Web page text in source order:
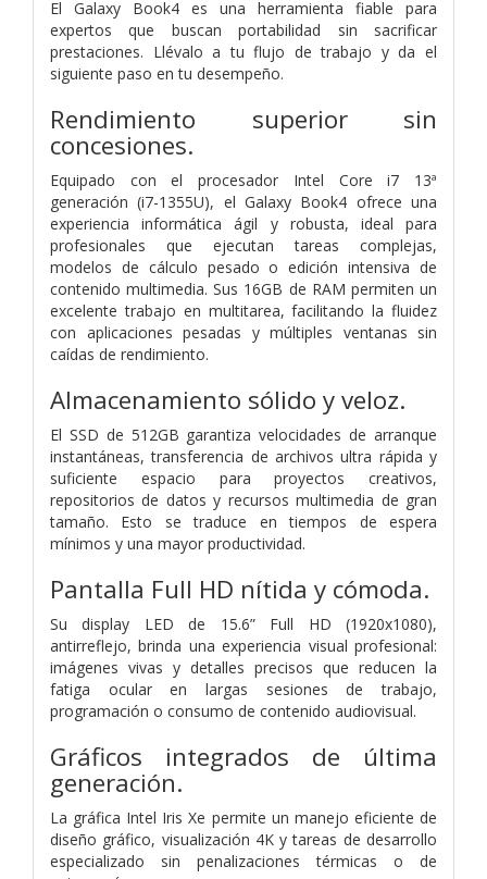
El Galaxy Book4 es una herramienta fiable para
expertos que buscan portabilidad sin sacrificar
prestaciones. Llévalo a tu flujo de trabajo y da el
siguiente paso en tu desempeño.
Rendimiento superior sin
concesiones.
Equipado con el procesador Intel Core i7 13ª
generación (i7-1355U), el Galaxy Book4 ofrece una
experiencia informática ágil y robusta, ideal para
profesionales que ejecutan tareas complejas,
modelos de cálculo pesado o edición intensiva de
contenido multimedia. Sus 16GB de RAM permiten un
excelente trabajo en multitarea, facilitando la fluidez
con aplicaciones pesadas y múltiples ventanas sin
caídas de rendimiento.
Almacenamiento sólido y veloz.
El SSD de 512GB garantiza velocidades de arranque
instantáneas, transferencia de archivos ultra rápida y
suficiente espacio para proyectos creativos,
repositorios de datos y recursos multimedia de gran
tamaño. Esto se traduce en tiempos de espera
mínimos y una mayor productividad.
Pantalla Full HD nítida y cómoda.
Su display LED de 15.6” Full HD (1920x1080),
antirreflejo, brinda una experiencia visual profesional:
imágenes vivas y detalles precisos que reducen la
fatiga ocular en largas sesiones de trabajo,
programación o consumo de contenido audiovisual.
Gráficos integrados de última
generación.
La gráfica Intel Iris Xe permite un manejo eficiente de
diseño gráfico, visualización 4K y tareas de desarrollo
especializado sin penalizaciones térmicas o de